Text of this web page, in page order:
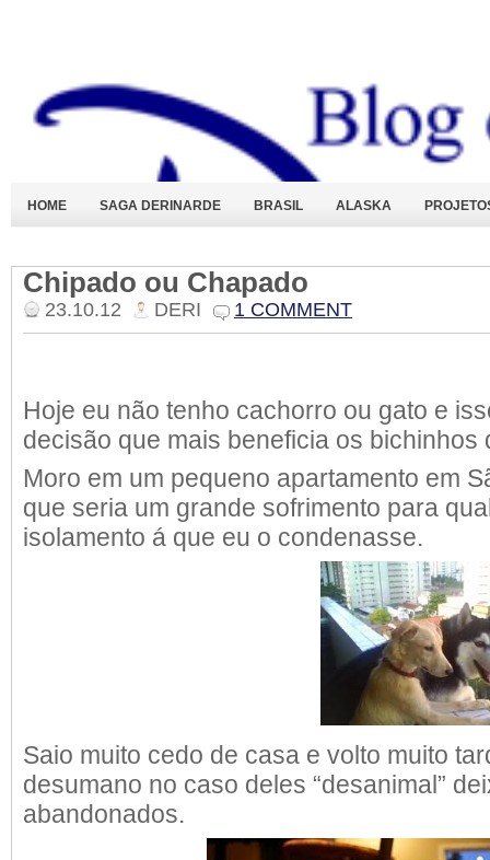
HOME SAGA DERINARDE BRASIL ALASKA
Chipado ou Chapado
23.10.12 DERI 1 COMMENT
Hoje eu não tenho cachorro ou gato e
decisão que mais beneficia os bichinhos
Moro em um pequeno apartamento em
que seria um grande sofrimento para
isolamento á que eu o condenasse.
Saio muito cedo de casa e volto muito
desumano no caso deles “desanimal”
abandonados.